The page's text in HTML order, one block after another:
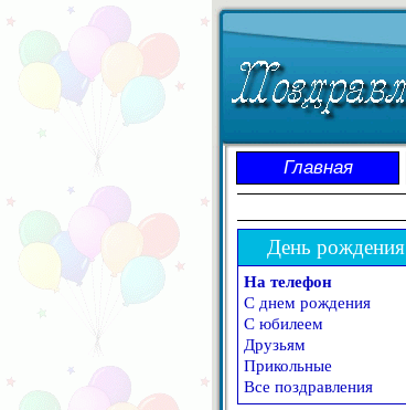
Главная
День рождения
На телефон
С днем рождения
С юбилеем
Друзьям
Прикольные
Все поздравления